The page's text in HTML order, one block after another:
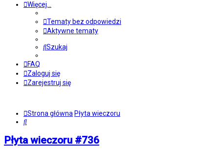
Więcej…
Tematy bez odpowiedzi
Aktywne tematy
Szukaj
FAQ
Zaloguj się
Zarejestruj się
Strona główna Płyta wieczoru
Szukaj
Płyta wieczoru #736